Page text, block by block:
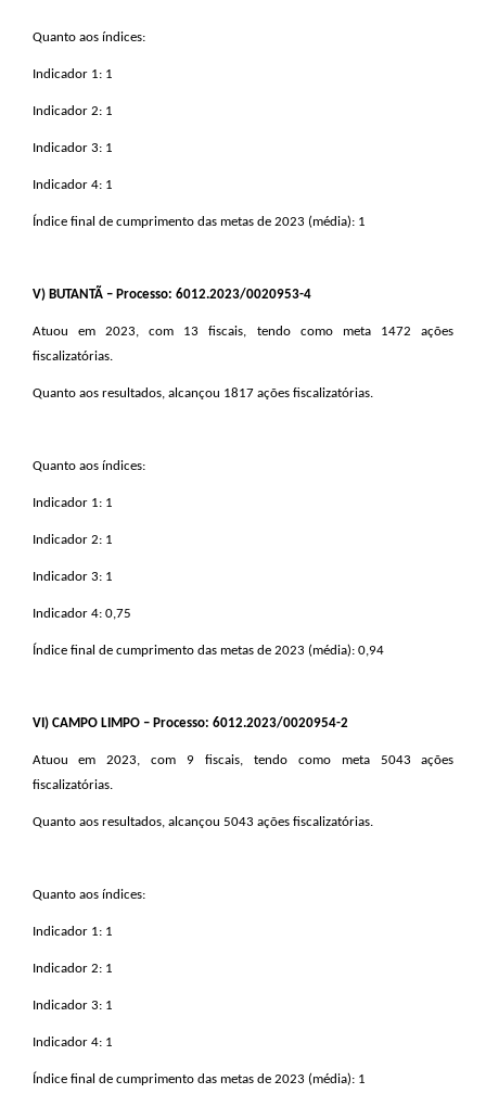
Quanto aos índices:
Indicador 1: 1
Indicador 2: 1
Indicador 3: 1
Indicador 4: 1
Índice final de cumprimento das metas de 2023 (média): 1
V) BUTANTÃ – Processo: 6012.2023/0020953-4
Atuou em 2023, com 13 fiscais, tendo como meta 1472 ações
fiscalizatórias.
Quanto aos resultados, alcançou 1817 ações fiscalizatórias.
Quanto aos índices:
Indicador 1: 1
Indicador 2: 1
Indicador 3: 1
Indicador 4: 0,75
Índice final de cumprimento das metas de 2023 (média): 0,94
VI ) CAMPO LIMPO – Processo: 6012.2023/0020954-2
Atuou em 2023, com 9 fiscais, tendo como meta 5043 ações
fiscalizatórias.
Quanto aos resultados, alcançou 5043 ações fiscalizatórias.
Quanto aos índices:
Indicador 1: 1
Indicador 2: 1
Indicador 3: 1
Indicador 4: 1
Índice final de cumprimento das metas de 2023 (média): 1